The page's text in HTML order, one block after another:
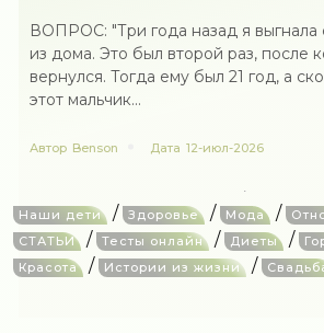
ВОПРОС: "Три года назад я выгнала
из дома. Это был второй раз, после
вернулся. Тогда ему был 21 год, а
этот мальчик...
Автор Benson Дата 12-июл-2026
Наши дети / Здоровье / Мода /
СТАТЬИ / Тесты онлайн / Диеты /
Красота / Истории из жизни /